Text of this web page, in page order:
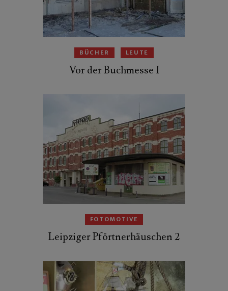
BÜCHER LEUTE
Vor der Buchmesse I
FOTOMOTIVE
Leipziger Pförtnerhäuschen 2